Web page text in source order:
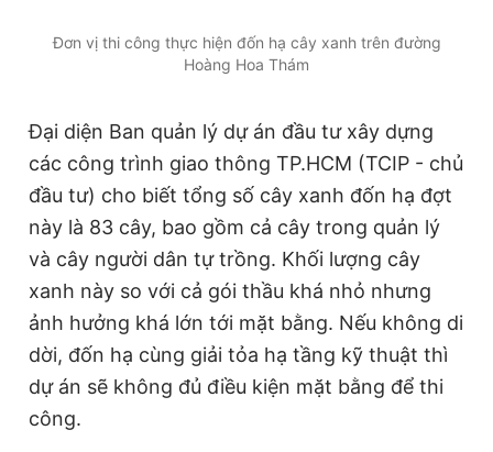
Theo dõi báo trên
Hotline
0906 645 777
Liên hệ quảng cáo
0908 780 404
Đặt báo Quảng cáo RSS Tòa soạn Chính sách bảo
Tổng biên tập: Nguyễn Ngọc Toàn
Phó tổng biên tập thường trực: Hải Thành
Phó tổng biên tập: Lâm Hiếu Dũng
Phó tổng biên tập: Trần Việt Hưng
Tổng thư ký tòa soạn: Đức Trung
Đơn vị thi công thực hiện đốn hạ cây xanh trên đường
Hoàng Hoa Thám
Đại diện Ban quản lý dự án đầu tư xây dựng
các công trình giao thông TP.HCM (TCIP - chủ
đầu tư) cho biết tổng số cây xanh đốn hạ đợt
này là 83 cây, bao gồm cả cây trong quản lý
và cây người dân tự trồng. Khối lượng cây
xanh này so với cả gói thầu khá nhỏ nhưng
ảnh hưởng khá lớn tới mặt bằng. Nếu không di
dời, đốn hạ cùng giải tỏa hạ tầng kỹ thuật thì
dự án sẽ không đủ điều kiện mặt bằng để thi
công.